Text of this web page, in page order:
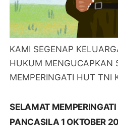
KAMI SEGENAP
HUKUM MENGUCAPKAN
MEMPERINGATI HUT TNI
SELAMAT
PANCASILA 1 OKTOBER